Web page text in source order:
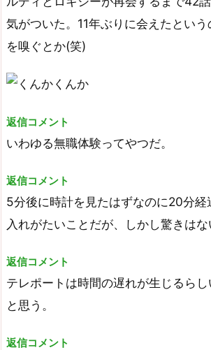
気がついた。11年ぶりに会えたとい
を嗅ぐとか(笑)
返信コメント
いわゆる無職体験ってやつだ。
返信コメント
5分後に時計を見たはずなのに20分経
入れがたいことだが、しかし驚きはな
返信コメント
テレポートは時間の遅れが生じるら
と思う。
返信コメント